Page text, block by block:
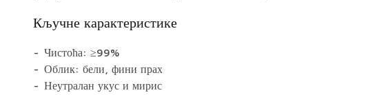
Кључне карактеристике
Чистоћа: ≥99%
Облик: бели, фини прах
Неутралан укус и мирис